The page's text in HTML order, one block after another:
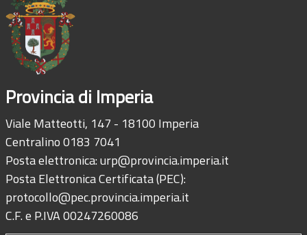
Provincia di Imperia
Viale Matteotti, 147 - 18100 Imperia
Centralino 0183 7041
Posta elettronica:urp@provincia.imperia.it
Posta Elettronica Certificata (PEC):
protocollo@pec.provincia.imperia.it
C.F. e P.IVA 00247260086